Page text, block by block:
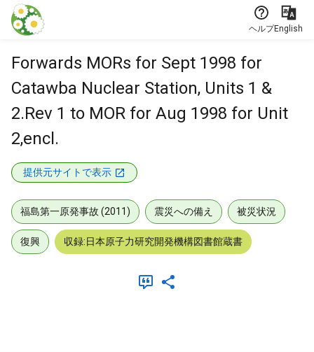
本文に飛ぶ
ヘルプEnglish
Forwards MORs for Sept 1998 for
Catawba Nuclear Station, Units 1 &
2.Rev 1 to MOR for Aug 1998 for Unit
2,encl.
提供元サイトで表示
福島第一原発事故 (2011) 震災への備え 被災状況
復興 収録:日本原子力研究開発機構図書館蔵書